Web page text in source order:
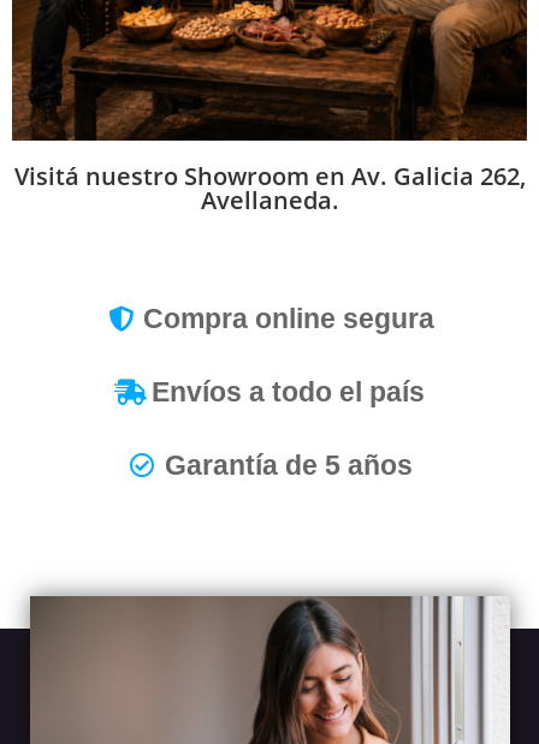
Visitá nuestro Showroom en Av. Galicia 262,
Avellaneda.
Compra online segura
Envíos a todo el país
Garantía de 5 años